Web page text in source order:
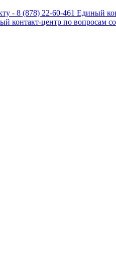
- 8 (878) 22-60-461 Единый
контакт-центр по вопросам